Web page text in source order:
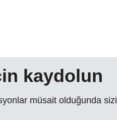
kaydolun
müsait olduğunda sizi